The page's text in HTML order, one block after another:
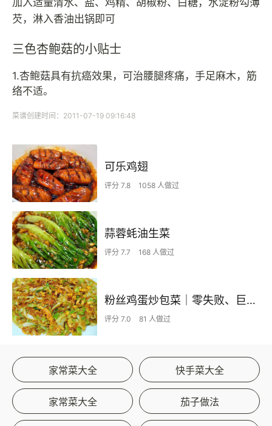
芡，淋入香油出锅即可
三色杏鲍菇的小贴士
1.杏鲍菇具有抗癌效果，可治腰腿疼痛，手足麻木，筋
络不适。
菜谱创建时间：2011-07-19 09:16:48
可乐鸡翅
评分 7.8 1058 人做过
蒜蓉蚝油生菜
评分 7.7 168 人做过
粉丝鸡蛋炒包菜｜零失败、巨下饭
评分 7.0 81 人做过
家常菜大全 快手菜大全
家常菜大全 茄子做法